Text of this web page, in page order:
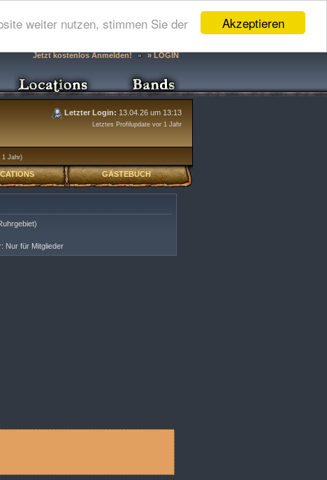
Akzeptieren
weiter nutzen, stimmen Sie der
Jetzt kostenlos Anmelden! » LOGIN
Letzter Login: 13.04.26 um 13:13
Letztes Profilupdate vor 1 Jahr
1 Jahr)
GÄSTEBUCH
Nur für Mitglieder